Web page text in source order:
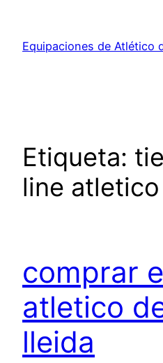
contenido
Equipaciones de Atlético
Etiqueta:
line
comprar
atletico
lleida